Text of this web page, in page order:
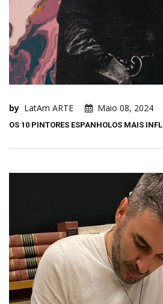
by LatAm ARTE Maio 08, 2024
OS 10 PINTORES ESPANHOLOS MAIS